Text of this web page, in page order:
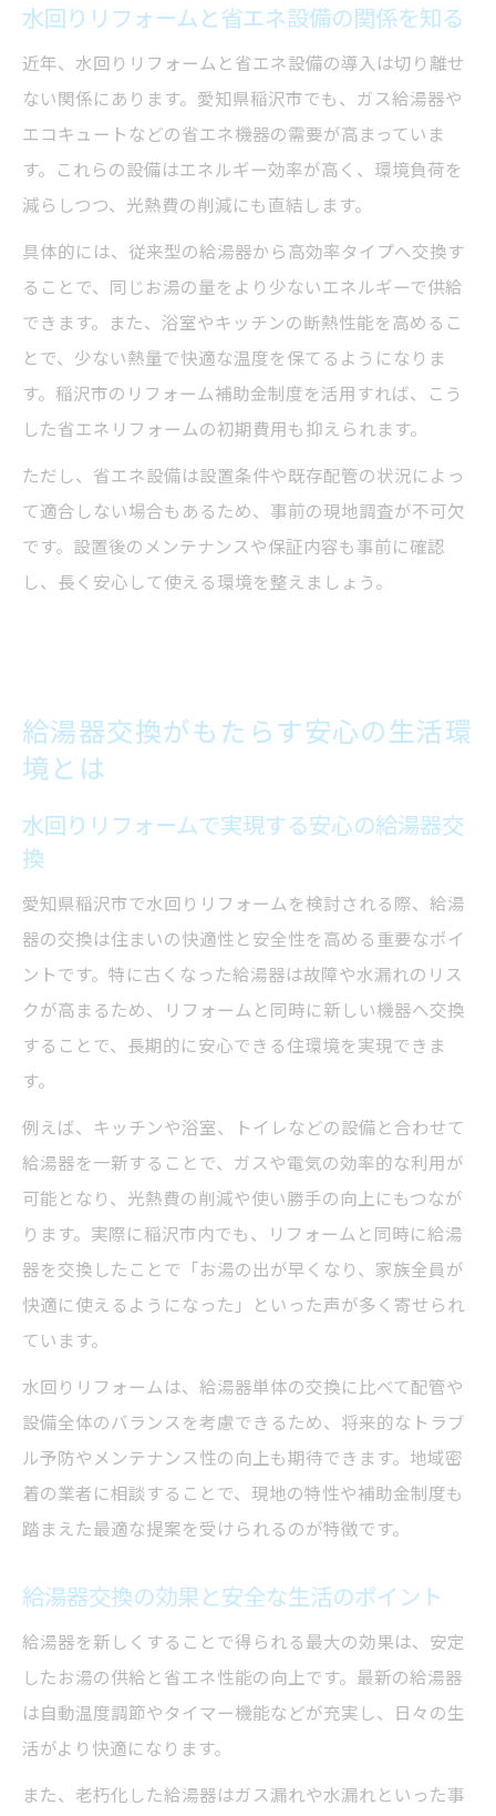
水回りリフォームと省エネ設備の関係を知る
近年、水回りリフォームと省エネ設備の導入は切り離せ
ない関係にあります。愛知県稲沢市でも、ガス給湯器や
エコキュートなどの省エネ機器の需要が高まっていま
す。これらの設備はエネルギー効率が高く、環境負荷を
減らしつつ、光熱費の削減にも直結します。
具体的には、従来型の給湯器から高効率タイプへ交換す
ることで、同じお湯の量をより少ないエネルギーで供給
できます。また、浴室やキッチンの断熱性能を高めるこ
とで、少ない熱量で快適な温度を保てるようになりま
す。稲沢市のリフォーム補助金制度を活用すれば、こう
した省エネリフォームの初期費用も抑えられます。
ただし、省エネ設備は設置条件や既存配管の状況によっ
て適合しない場合もあるため、事前の現地調査が不可欠
です。設置後のメンテナンスや保証内容も事前に確認
し、長く安心して使える環境を整えましょう。
給湯器交換がもたらす安心の生活環
境とは
水回りリフォームで実現する安心の給湯器交
換
愛知県稲沢市で水回りリフォームを検討される際、給湯
器の交換は住まいの快適性と安全性を高める重要なポイ
ントです。特に古くなった給湯器は故障や水漏れのリス
クが高まるため、リフォームと同時に新しい機器へ交換
することで、長期的に安心できる住環境を実現できま
す。
例えば、キッチンや浴室、トイレなどの設備と合わせて
給湯器を一新することで、ガスや電気の効率的な利用が
可能となり、光熱費の削減や使い勝手の向上にもつなが
ります。実際に稲沢市内でも、リフォームと同時に給湯
器を交換したことで「お湯の出が早くなり、家族全員が
快適に使えるようになった」といった声が多く寄せられ
ています。
水回りリフォームは、給湯器単体の交換に比べて配管や
設備全体のバランスを考慮できるため、将来的なトラブ
ル予防やメンテナンス性の向上も期待できます。地域密
着の業者に相談することで、現地の特性や補助金制度も
踏まえた最適な提案を受けられるのが特徴です。
給湯器交換の効果と安全な生活のポイント
給湯器を新しくすることで得られる最大の効果は、安定
したお湯の供給と省エネ性能の向上です。最新の給湯器
は自動温度調節やタイマー機能などが充実し、日々の生
活がより快適になります。
また、老朽化した給湯器はガス漏れや水漏れといった事